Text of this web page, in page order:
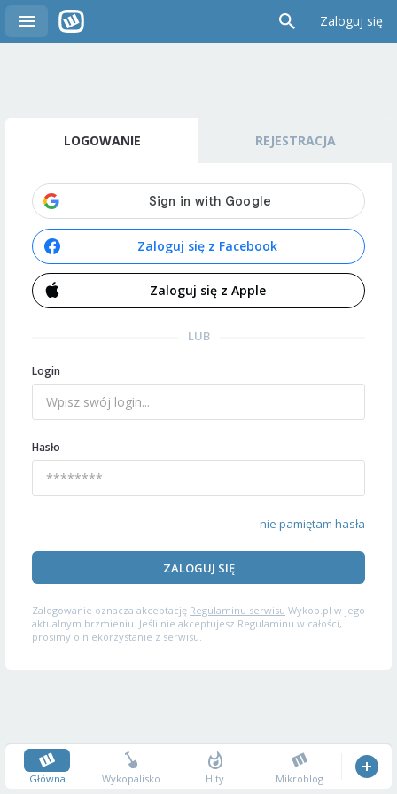
Zaloguj się
LOGOWANIE REJESTRACJA
Zaloguj się z Facebook
Zaloguj się z Apple
LUB
Login
Hasło
nie pamiętam hasła
ZALOGUJ SIĘ
Zalogowanie oznacza akceptację Regulaminu serwisu Wykop.pl w jego
aktualnym brzmieniu. Jeśli nie akceptujesz Regulaminu w całości,
prosimy o niekorzystanie z serwisu.
Główna Wykopalisko Hity Mikroblog